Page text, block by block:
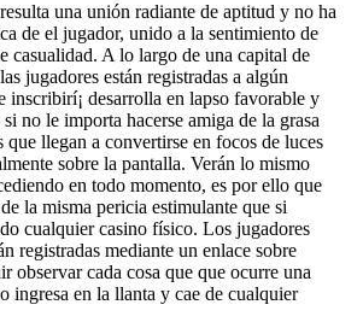
una unión radiante de aptitud y no ha
de el jugador, unido a la sentimiento de
casualidad. A lo largo de una capital de
jugadores están registradas a algún
inscribirí¡ desarrolla en lapso favorable y
no le importa hacerse amiga de la grasa
que llegan a convertirse en focos de luces
sobre la pantalla. Verán lo mismo
en todo momento, es por ello que
la misma pericia estimulante que si
cualquier casino físico. Los jugadores
registradas mediante un enlace sobre
observar cada cosa que que ocurre una
ingresa en la llanta y cae de cualquier